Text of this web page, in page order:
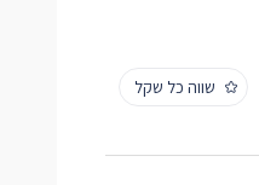
שווה כל שקל